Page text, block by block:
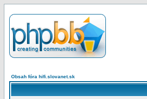
Obsah fóra hifi.slovanet.sk